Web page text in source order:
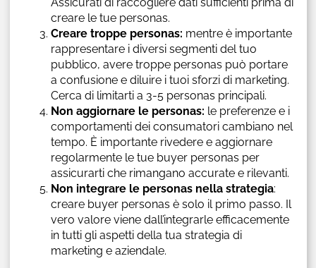
creare le tue personas.
Creare troppe personas: mentre è importante
rappresentare i diversi segmenti del tuo
pubblico, avere troppe personas può portare
a confusione e diluire i tuoi sforzi di marketing.
Cerca di limitarti a 3-5 personas principali.
Non aggiornare le personas: le preferenze e i
comportamenti dei consumatori cambiano nel
tempo. È importante rivedere e aggiornare
regolarmente le tue buyer personas per
assicurarti che rimangano accurate e rilevanti.
Non integrare le personas nella strategia:
creare buyer personas è solo il primo passo. Il
vero valore viene dall’integrarle efficacemente
in tutti gli aspetti della tua strategia di
marketing e aziendale.